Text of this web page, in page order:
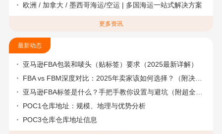
欧洲 / 加拿大 / 墨西哥海运/空运 | 多国海运一站式解决方案
更多资讯
最新动态
亚马逊FBA包装和唛头（贴标签）要求（2025最新详解）
FBA vs FBM深度对比：2025年卖家该如何选择？（附决策流程图）
亚马逊FBA标签是什么？手把手教你设置与避坑（附超全指南）
POC1仓库地址：规模、地理与优势分析
POC3仓库仓库地址信息